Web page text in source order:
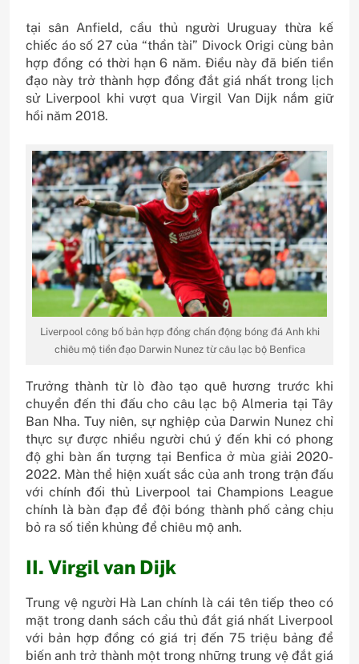
tại sân Anfield, cầu thủ người Uruguay thừa kế
chiếc áo số 27 của “thần tài” Divock Origi cùng bản
hợp đồng có thời hạn 6 năm. Điều này đã biến tiền
đạo này trở thành hợp đồng đắt giá nhất trong lịch
sử Liverpool khi vượt qua Virgil Van Dijk nắm giữ
hồi năm 2018.
Liverpool công bố bản hợp đồng chấn động bóng đá Anh khi
chiêu mộ tiền đạo Darwin Nunez từ câu lạc bộ Benfica
Trưởng thành từ lò đào tạo quê hương trước khi
chuyển đến thi đấu cho câu lạc bộ Almeria tại Tây
Ban Nha. Tuy niên, sự nghiệp của Darwin Nunez chỉ
thực sự được nhiều người chú ý đến khi có phong
độ ghi bàn ấn tượng tại Benfica ở mùa giải 2020-
2022. Màn thể hiện xuất sắc của anh trong trận đấu
với chính đối thủ Liverpool tai Champions League
chính là bàn đạp để đội bóng thành phố cảng chịu
bỏ ra số tiền khủng để chiêu mộ anh.
II. Virgil van Dijk
Trung vệ người Hà Lan chính là cái tên tiếp theo có
mặt trong danh sách cầu thủ đắt giá nhất Liverpool
với bản hợp đồng có giá trị đến 75 triệu bảng để
biến anh trở thành một trong những trung vệ đắt giá